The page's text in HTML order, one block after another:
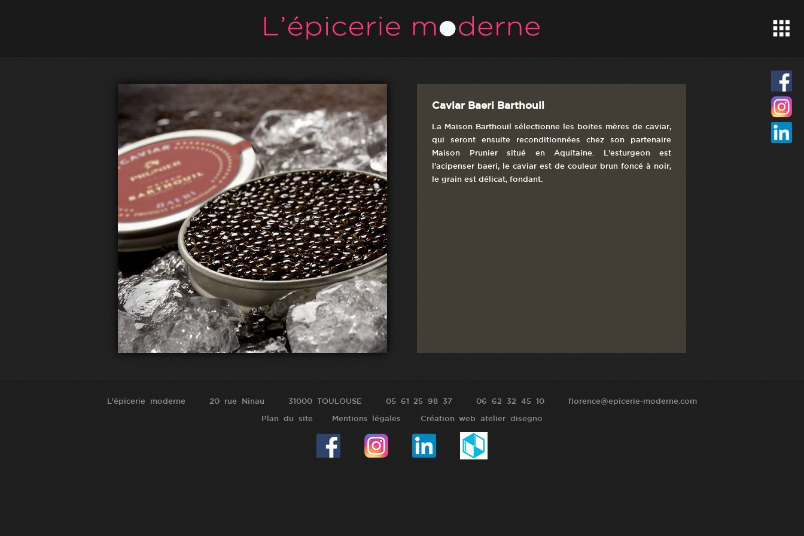
Caviar Baeri Barthouil
La Maison Barthouil sélectionne les boites mères de caviar,
qui seront ensuite reconditionnées chez son partenaire
Maison Prunier situé en Aquitaine. L'esturgeon est
l'acipenser baeri, le caviar est de couleur brun foncé à noir,
le grain est délicat, fondant.
L'épicerie moderne 20 rue Ninau 31000 TOULOUSE 05 61 25 98 37 06 62 32 45 10 florence@epicerie-moderne.com
Plan du site Mentions légales Création web atelier disegno